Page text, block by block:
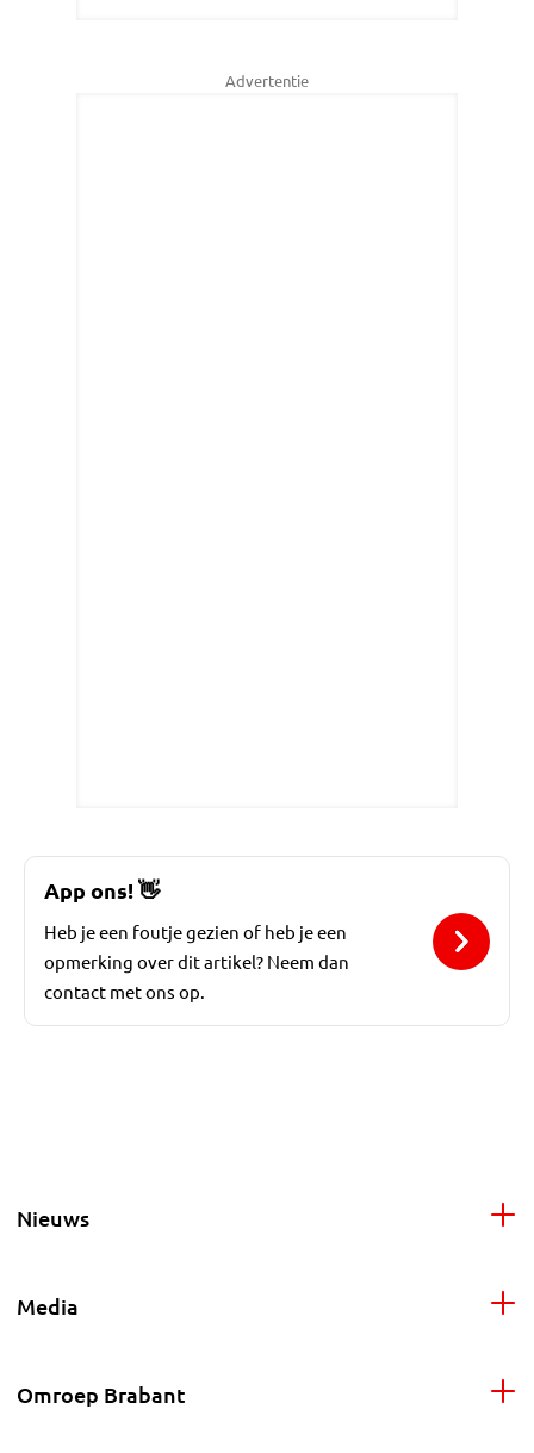
Advertentie
App ons!👋
Heb je een foutje gezien of heb je een
opmerking over dit artikel? Neem dan
contact met ons op.
Nieuws
Media
Omroep Brabant